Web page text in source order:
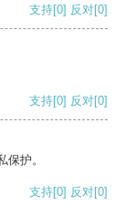
支持[0] 反对[0]
支持[0] 反对[0]
护。
支持[0] 反对[0]